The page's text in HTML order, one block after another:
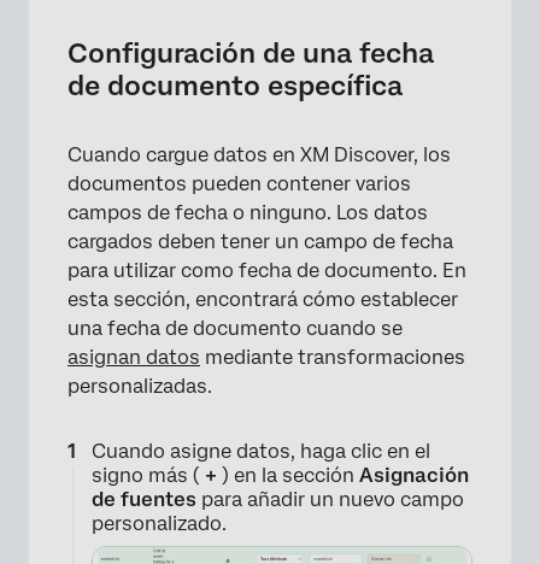
Configuración de una fecha
de documento específica
Cuando cargue datos en XM Discover, los
documentos pueden contener varios
campos de fecha o ninguno. Los datos
cargados deben tener un campo de fecha
para utilizar como fecha de documento. En
esta sección, encontrará cómo establecer
una fecha de documento cuando se
asignan datos mediante transformaciones
personalizadas.
Cuando asigne datos, haga clic en el
signo más ( + ) en la sección Asignación
de fuentes para añadir un nuevo campo
personalizado.